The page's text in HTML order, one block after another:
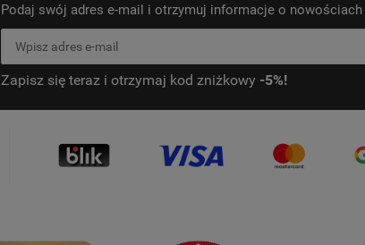
Podaj swój adres e-mail i otrzymuj informacje o
Zapisz się teraz i otrzymaj kod zniżkowy -5%!